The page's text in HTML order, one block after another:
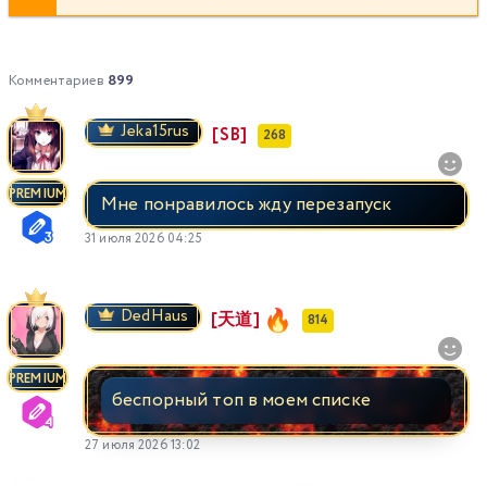
Комментариев 899
PREMIUM
Jeka15rus [SB] 268
Мне понравилось жду перезапуск
31 июля 2026 04:25
PREMIUM
DedHaus [天道] 814
беспорный топ в моем списке
27 июля 2026 13:02